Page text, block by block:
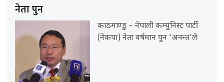
नेता पुन
काठमाण्डु – नेपाली कम्युनिस्ट पार्टी
(नेकपा) नेता वर्षमान पुन ‘अनन्त’ले